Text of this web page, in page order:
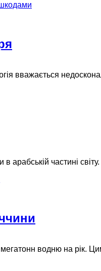
вважається
частині
мегатонн водню на